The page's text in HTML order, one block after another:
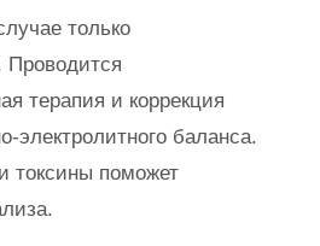
только
Проводится
терапия и коррекция
электролитного баланса.
токсины поможет